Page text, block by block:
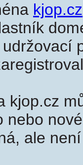
kjop.cz
kjop.cz
nebo
ale